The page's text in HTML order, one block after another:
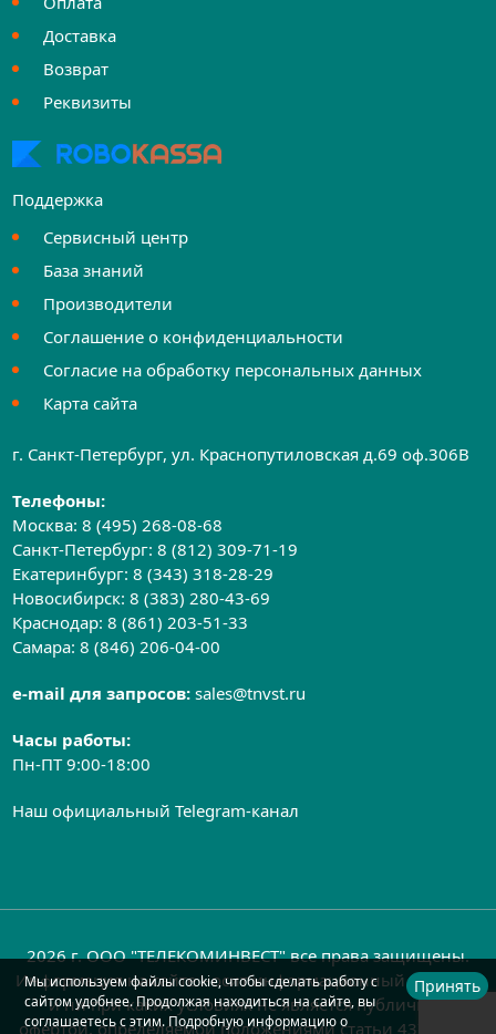
Доставка
Возврат
Реквизиты
Поддержка
Сервисный центр
База знаний
Производители
Соглашение о конфиденциальности
Согласие на обработку персональных данных
Карта сайта
г. Санкт-Петербург, ул. Краснопутиловская д.69 оф.306B
Телефоны:
Москва:8 (495) 268-08-68
Санкт-Петербург:8 (812) 309-71-19
Екатеринбург:8 (343) 318-28-29
Новосибирск:8 (383) 280-43-69
Краснодар:8 (861) 203-51-33
Самара:8 (846) 206-04-00
e-mail для запросов:sales@tnvst.ru
Часы работы:
Пн-ПТ 9:00-18:00
Наш официальный Telegram-канал
2026 г. ООО "ТЕЛЕКОМИНВЕСТ" все права защищены.
Информация на сайте носит информационный характер
и ни при каких условиях не является публичной
офертой, определяемой положениями статьи 437 ГК РФ
Мы используем файлы cookie, чтобы сделать работу с
сайтом удобнее. Продолжая находиться на сайте, вы
соглашаетесь с этим. Подробную информацию о
Принять